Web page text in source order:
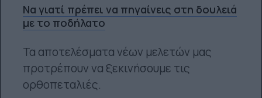
Να γιατί πρέπει να πηγαίνεις στη δουλειά
με το ποδήλατο
Τα αποτελέσματα νέων μελετών μας
προτρέπουν να ξεκινήσουμε τις
ορθοπεταλιές.